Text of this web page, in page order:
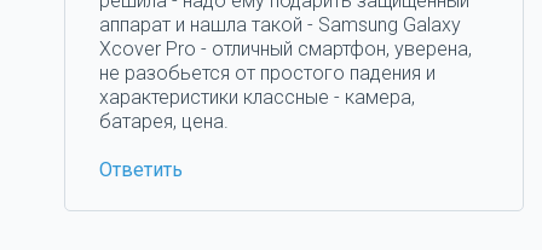
аппарат и нашла такой - Samsung Galaxy
Xcover Pro - отличный смартфон, уверена,
не разобьется от простого падения и
характеристики классные - камера,
батарея, цена.
Ответить